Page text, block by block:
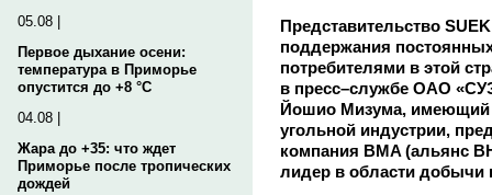
05.08 |
Первое дыхание осени:
температура в Приморье
опустится до +8 °C
04.08 |
Жара до +35: что ждет
Приморье после тропических
дождей
Представительство
поддержания
потребителями в этой
в пресс–службе ОАО
Йошио Мизума, имеющий
угольной индустрии,
компания BMA (альянс
лидер в области добычи